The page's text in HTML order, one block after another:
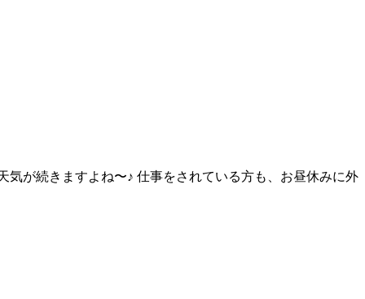
が続きますよね〜♪ 仕事をされている方も、お昼休みに外